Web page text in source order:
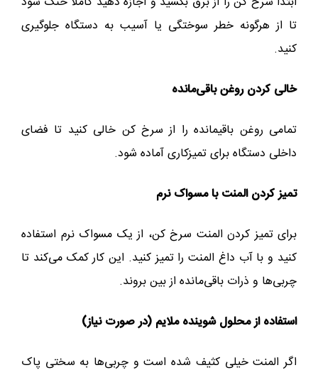
تا از هرگونه خطر سوختگی یا آسیب به دستگاه جلوگیری
کنید.
خالی کردن روغن باقی‌مانده
تمامی روغن باقیمانده را از سرخ کن خالی کنید تا فضای
داخلی دستگاه برای تمیزکاری آماده شود.
تمیز کردن المنت با مسواک نرم
برای تمیز کردن المنت سرخ کن، از یک مسواک نرم استفاده
کنید و با آب داغ المنت را تمیز کنید. این کار کمک می‌کند تا
چربی‌ها و ذرات باقی‌مانده از بین بروند.
استفاده از محلول شوینده ملایم (در صورت نیاز)
اگر المنت خیلی کثیف شده است و چربی‌ها به سختی پاک